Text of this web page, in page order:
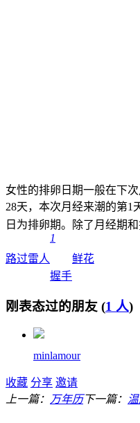
女性的排卵日期一般在下
28天，本次月经来潮的第1
日为排卵期。除了月经期
路过雷人
1
握手
鲜花
刚表态过的朋友 (1 人)
minlamour
收藏 分享 邀请
上一篇：
万年历下一篇：